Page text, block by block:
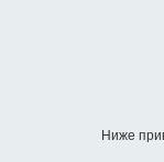
Ниже